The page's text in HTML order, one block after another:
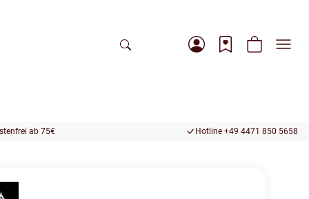
ab 75€ Hotline +49 4471 850 5658